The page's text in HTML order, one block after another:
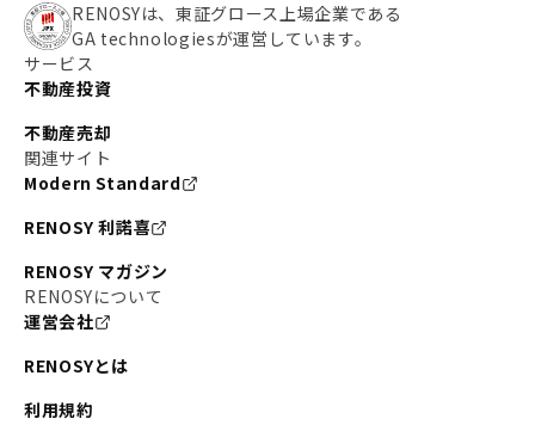
RENOSYは、東証グロース上場企業である
GA technologiesが運営しています。
サービス
不動産投資
不動産売却
関連サイト
Modern Standard
RENOSY 利諾喜
RENOSY マガジン
RENOSYについて
運営会社
RENOSYとは
利用規約